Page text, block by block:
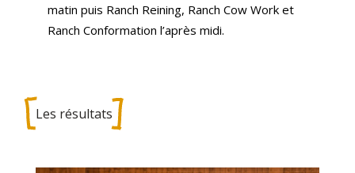
matin puis Ranch Reining, Ranch Cow Work et
Ranch Conformation l’après midi.
Les résultats